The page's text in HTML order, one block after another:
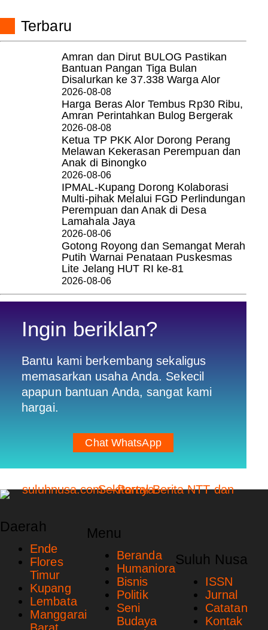
Terbaru
Amran dan Dirut BULOG Pastikan
Bantuan Pangan Tiga Bulan
Disalurkan ke 37.338 Warga Alor
2026-08-08
Harga Beras Alor Tembus Rp30 Ribu,
Amran Perintahkan Bulog Bergerak
2026-08-08
Ketua TP PKK Alor Dorong Perang
Melawan Kekerasan Perempuan dan
Anak di Binongko
2026-08-06
IPMAL-Kupang Dorong Kolaborasi
Multi-pihak Melalui FGD Perlindungan
Perempuan dan Anak di Desa
Lamahala Jaya
2026-08-06
Gotong Royong dan Semangat Merah
Putih Warnai Penataan Puskesmas
Lite Jelang HUT RI ke-81
2026-08-06
Ingin beriklan?
Bantu kami berkembang sekaligus
memasarkan usaha Anda. Sekecil
apapun bantuan Anda, sangat kami
hargai.
Chat WhatsApp
Daerah
Ende
Flores
Timur
Kupang
Lembata
Manggarai
Menu
Beranda
Humaniora
Bisnis
Politik
Seni
Budaya
Suluh Nusa
ISSN
Jurnal
Catatan
Kontak